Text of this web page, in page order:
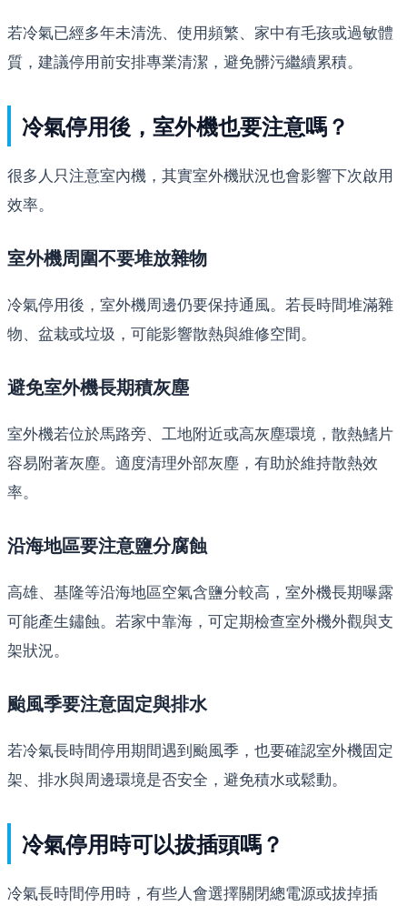
若冷氣已經多年未清洗、使用頻繁、家中有毛孩或過敏體
質，建議停用前安排專業清潔，避免髒污繼續累積。
冷氣停用後，室外機也要注意嗎？
很多人只注意室內機，其實室外機狀況也會影響下次啟用
效率。
室外機周圍不要堆放雜物
冷氣停用後，室外機周邊仍要保持通風。若長時間堆滿雜
物、盆栽或垃圾，可能影響散熱與維修空間。
避免室外機長期積灰塵
室外機若位於馬路旁、工地附近或高灰塵環境，散熱鰭片
容易附著灰塵。適度清理外部灰塵，有助於維持散熱效
率。
沿海地區要注意鹽分腐蝕
高雄、基隆等沿海地區空氣含鹽分較高，室外機長期曝露
可能產生鏽蝕。若家中靠海，可定期檢查室外機外觀與支
架狀況。
颱風季要注意固定與排水
若冷氣長時間停用期間遇到颱風季，也要確認室外機固定
架、排水與周邊環境是否安全，避免積水或鬆動。
冷氣停用時可以拔插頭嗎？
冷氣長時間停用時，有些人會選擇關閉總電源或拔掉插